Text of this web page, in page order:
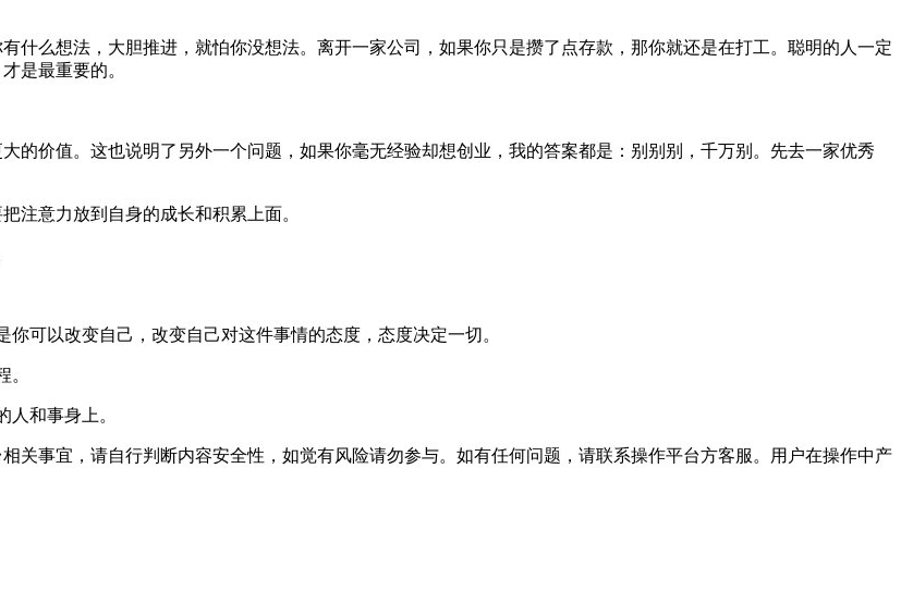
什么想法，大胆推进，就怕你没想法。离开一家公司，如果你只是攒了点存款，那你就还是在打工。聪明的人一定
是最重要的。
的价值。这也说明了另外一个问题，如果你毫无经验却想创业，我的答案都是：别别别，千万别。先去一家优秀
注意力放到自身的成长和积累上面。
可以改变自己，改变自己对这件事情的态度，态度决定一切。
。
和事身上。
关事宜，请自行判断内容安全性，如觉有风险请勿参与。如有任何问题，请联系操作平台方客服。用户在操作中产